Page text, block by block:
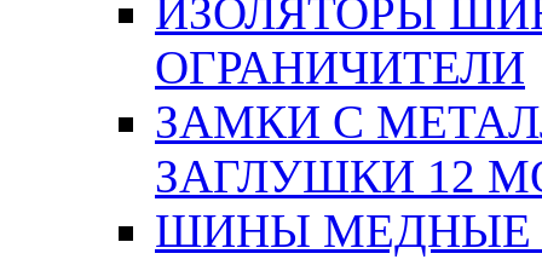
ИЗОЛЯТОРЫ
ОГРАНИЧИТЕЛИ
ЗАМКИ С
ЗАГЛУШКИ 12
ШИНЫ МЕДНЫЕ